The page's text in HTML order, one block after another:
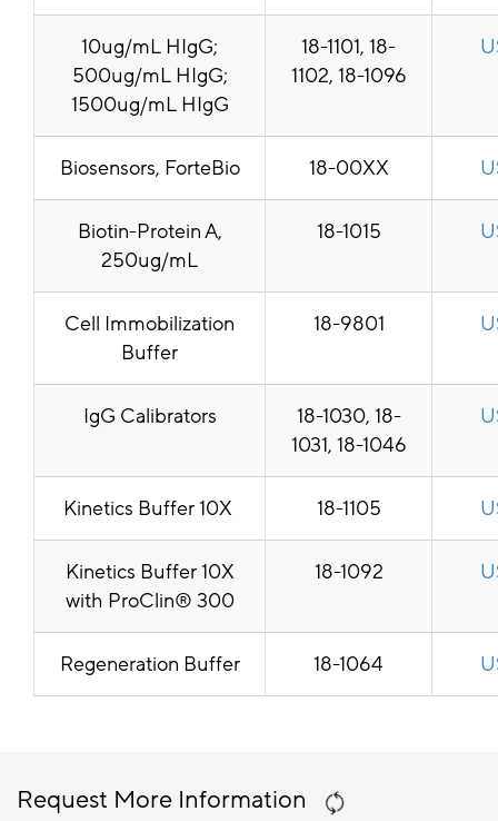
10ug/mL HIgG;
500ug/mL HIgG;
1500ug/mL HIgG
18-1101, 18-
1102, 18-1096
Biosensors, ForteBio 18-00XX
Biotin-Protein A,
250ug/mL
18-1015
Cell Immobilization
Buffer
18-9801
IgG Calibrators
18-1030, 18-
1031, 18-1046
Kinetics Buffer 10X 18-1105
Kinetics Buffer 10X
with ProClin® 300
18-1092
Regeneration Buffer 18-1064
Request More Information